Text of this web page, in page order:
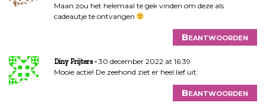
Maan zou het helemaal te gek vinden om deze als
cadeautje te ontvangen
Beantwoorden
Diny Frijters
30 december 2022 at 16:39
Mooie actie! De zeehond ziet er heel lief uit.
Beantwoorden